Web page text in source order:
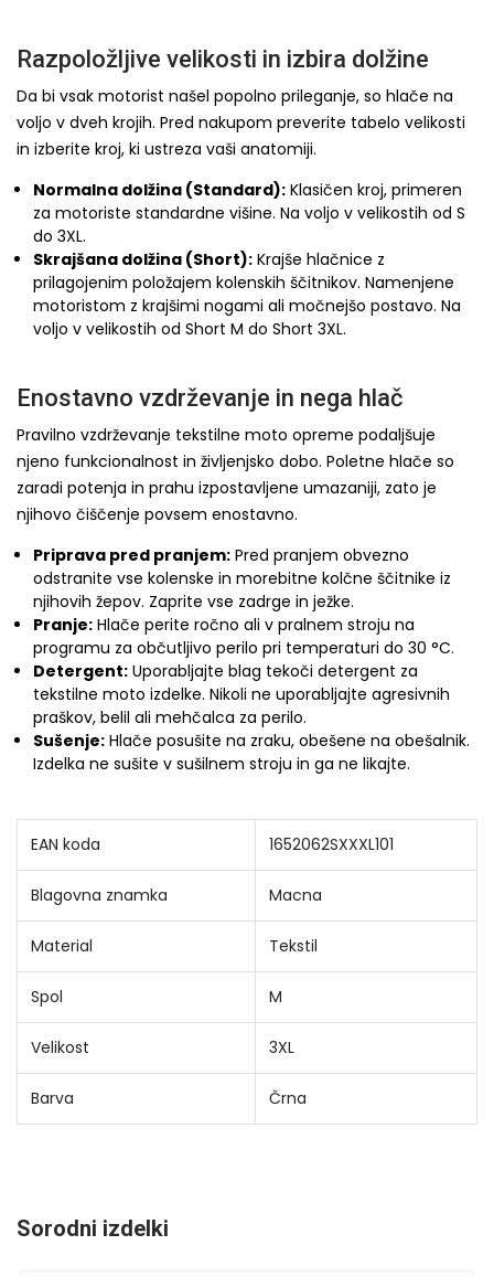
Razpoložljive velikosti in izbira dolžine
Da bi vsak motorist našel popolno prileganje, so hlače na
voljo v dveh krojih. Pred nakupom preverite tabelo velikosti
in izberite kroj, ki ustreza vaši anatomiji.
Normalna dolžina (Standard): Klasičen kroj, primeren
za motoriste standardne višine. Na voljo v velikostih od S
do 3XL.
Skrajšana dolžina (Short): Krajše hlačnice z
prilagojenim položajem kolenskih ščitnikov. Namenjene
motoristom z krajšimi nogami ali močnejšo postavo. Na
voljo v velikostih od Short M do Short 3XL.
Enostavno vzdrževanje in nega hlač
Pravilno vzdrževanje tekstilne moto opreme podaljšuje
njeno funkcionalnost in življenjsko dobo. Poletne hlače so
zaradi potenja in prahu izpostavljene umazaniji, zato je
njihovo čiščenje povsem enostavno.
Priprava pred pranjem: Pred pranjem obvezno
odstranite vse kolenske in morebitne kolčne ščitnike iz
njihovih žepov. Zaprite vse zadrge in ježke.
Pranje: Hlače perite ročno ali v pralnem stroju na
programu za občutljivo perilo pri temperaturi do 30 °C.
Detergent: Uporabljajte blag tekoči detergent za
tekstilne moto izdelke. Nikoli ne uporabljajte agresivnih
praškov, belil ali mehčalca za perilo.
Sušenje: Hlače posušite na zraku, obešene na obešalnik.
Izdelka ne sušite v sušilnem stroju in ga ne likajte.
EAN koda 1652062SXXXL101
Blagovna znamka Macna
Material Tekstil
Spol M
Velikost 3XL
Barva Črna
Sorodni izdelki